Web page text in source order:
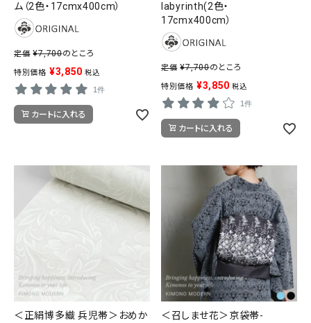
ム（2色・17cmx400cm）
定価 ¥7,700のところ
特別価格 ¥3,850 税込
1件
カートに入れる
labyrinth(2色・
17cmx400cm）
定価 ¥7,700のところ
特別価格 ¥3,850 税込
1件
カートに入れる
＜正絹博多織 兵児帯＞おめか
＜召しませ花＞京袋帯-